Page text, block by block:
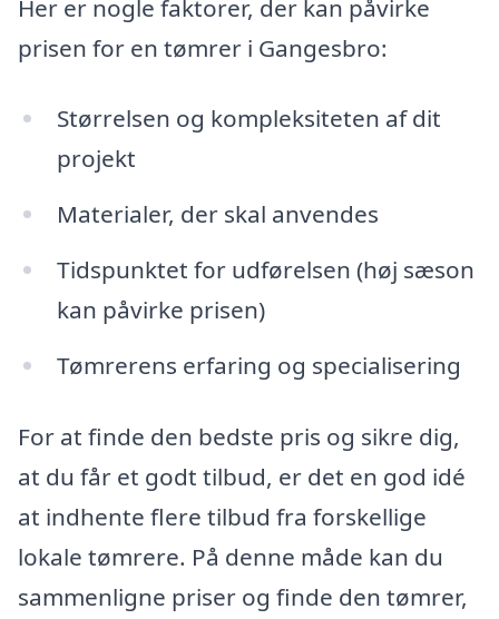
Her er nogle faktorer, der kan påvirke
prisen for en tømrer i Gangesbro:
Størrelsen og kompleksiteten af dit
projekt
Materialer, der skal anvendes
Tidspunktet for udførelsen (høj sæson
kan påvirke prisen)
Tømrerens erfaring og specialisering
For at finde den bedste pris og sikre dig,
at du får et godt tilbud, er det en god idé
at indhente flere tilbud fra forskellige
lokale tømrere. På denne måde kan du
sammenligne priser og finde den tømrer,